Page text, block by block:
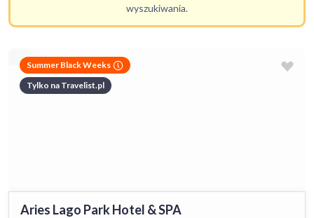
wyszukiwania.
Summer Black Weeks
Tylko na Travelist.pl
Aries Lago Park Hotel & SPA